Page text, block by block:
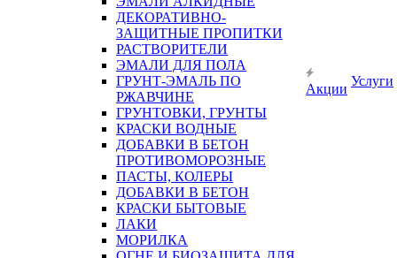
ДЕКОРАТИВНО-
ЗАЩИТНЫЕ ПРОПИТКИ
РАСТВОРИТЕЛИ
ЭМАЛИ ДЛЯ ПОЛА
ГРУНТ-ЭМАЛЬ ПО
РЖАВЧИНЕ
ГРУНТОВКИ, ГРУНТЫ
КРАСКИ ВОДНЫЕ
ДОБАВКИ В БЕТОН
ПРОТИВОМОРОЗНЫЕ
ПАСТЫ, КОЛЕРЫ
ДОБАВКИ В БЕТОН
КРАСКИ БЫТОВЫЕ
ЛАКИ
МОРИЛКА
Акции
Услуги